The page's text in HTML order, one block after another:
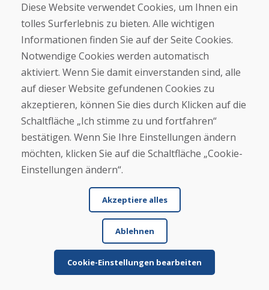
innerhalb von 4 Werktagen erhalten. Sie Ski sind
ge...
Weitere Rezensionen ansehen >
Eigene Rezension
verfassen
Diese Website verwendet Cookies, um Ihnen ein
tolles Surferlebnis zu bieten. Alle wichtigen
Informationen finden Sie auf der Seite Cookies.
Notwendige Cookies werden automatisch
aktiviert. Wenn Sie damit einverstanden sind, alle
auf dieser Website gefundenen Cookies zu
akzeptieren, können Sie dies durch Klicken auf die
Schaltfläche „Ich stimme zu und fortfahren“
bestätigen. Wenn Sie Ihre Einstellungen ändern
möchten, klicken Sie auf die Schaltfläche „Cookie-
Einstellungen ändern“.
Akzeptiere alles
Ablehnen
Cookie-Einstellungen bearbeiten